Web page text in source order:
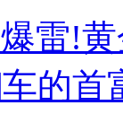
雷!
的首